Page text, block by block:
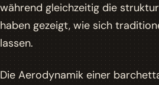
während gleichzeitig die
haben gezeigt, wie sich
lassen.
Die Aerodynamik einer